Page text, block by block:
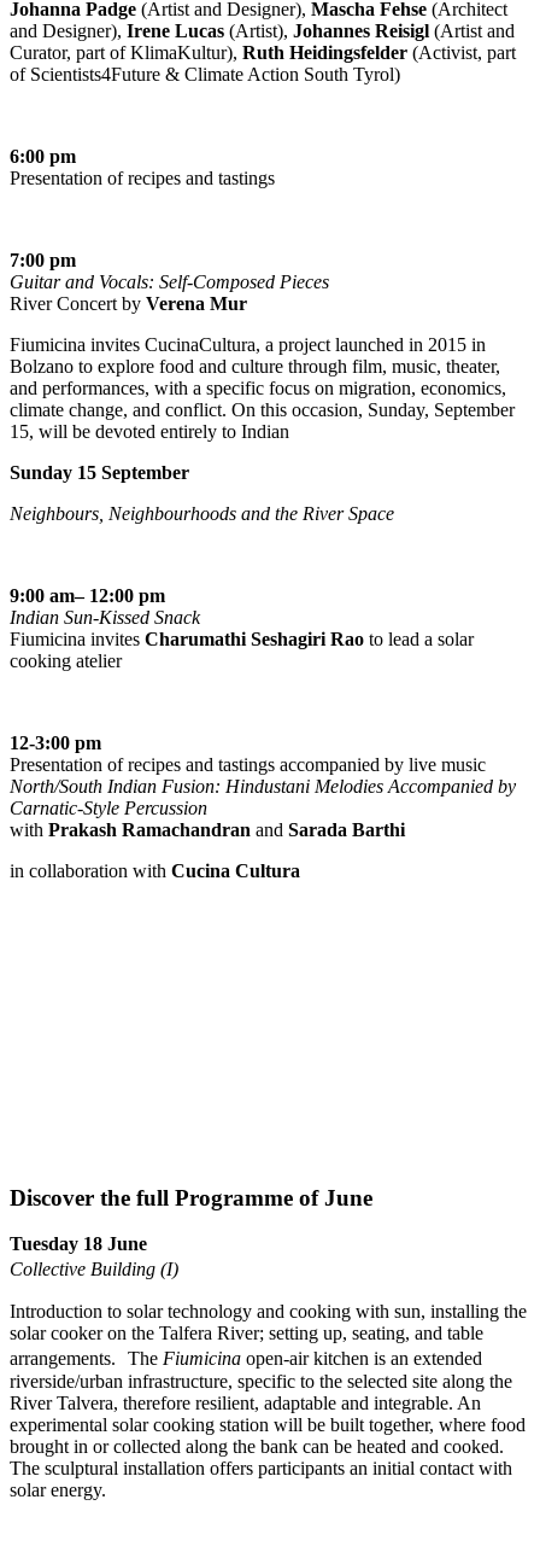
Johanna Padge (Artist and Designer), Mascha Fehse (Architect
and Designer), Irene Lucas (Artist), Johannes Reisigl (Artist and
Curator, part of KlimaKultur), Ruth Heidingsfelder (Activist, part
of Scientists4Future & Climate Action South Tyrol)
6:00 pm
Presentation of recipes and tastings
7:00 pm
Guitar and Vocals: Self-Composed Pieces
River Concert by Verena Mur
Fiumicina invites CucinaCultura, a project launched in 2015 in
Bolzano to explore food and culture through film, music, theater,
and performances, with a specific focus on migration, economics,
climate change, and conflict. On this occasion, Sunday, September
15, will be devoted entirely to Indian
Sunday 15 September
Neighbours, Neighbourhoods and the River Space
9:00 am– 12:00 pm
Indian Sun-Kissed Snack
Fiumicina invites Charumathi Seshagiri Rao to lead a solar
cooking atelier
12-3:00 pm
Presentation of recipes and tastings accompanied by live music
North/South Indian Fusion: Hindustani Melodies Accompanied by
Carnatic-Style Percussion
with Prakash Ramachandran and Sarada Barthi
in collaboration with Cucina Cultura
Discover the full Programme of June
Tuesday 18 June
Collective Building (I)
Introduction to solar technology and cooking with sun, installing the
solar cooker on the Talfera River; setting up, seating, and table
arrangements. The Fiumicina open-air kitchen is an extended
riverside/urban infrastructure, specific to the selected site along the
River Talvera, therefore resilient, adaptable and integrable. An
experimental solar cooking station will be built together, where food
brought in or collected along the bank can be heated and cooked.
The sculptural installation offers participants an initial contact with
solar energy.